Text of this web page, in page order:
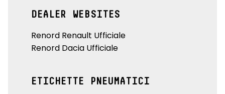
DEALER WEBSITES
Renord Renault Ufficiale
Renord Dacia Ufficiale
ETICHETTE PNEUMATICI